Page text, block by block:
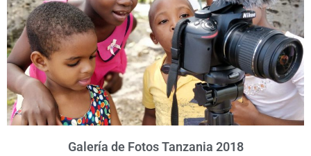
Galería de Fotos Tanzania 2018